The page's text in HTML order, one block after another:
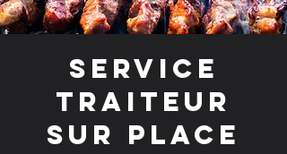
Service
traiteur
sur place